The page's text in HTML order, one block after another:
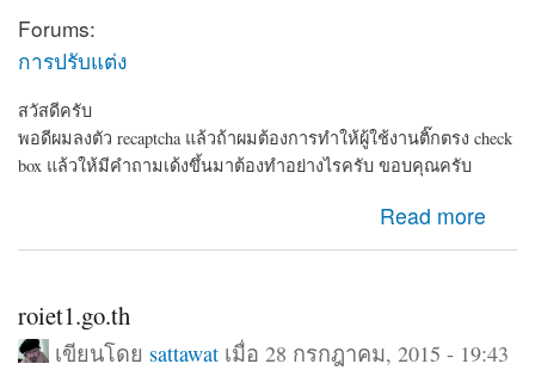
Forums:
การปรับแต่ง
สวัสดีครับ
พอดีผมลงตัว recaptcha แล้วถ้าผมต้องการทำให้ผู้ใช้งานติ๊กตรง check
box แล้วให้มีคำถามเด้งขึ้นมาต้องทำอย่างไรครับ ขอบคุณครับ
Read more
about ขอคำแนะนำเกี่ยวกับ recaptcha หน่อยครับ
roiet1.go.th
เขียนโดย sattawat เมื่อ 28 กรกฎาคม, 2015 - 19:43